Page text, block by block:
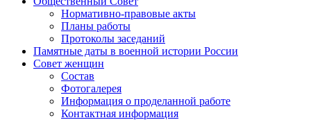
Нормативно-правовые акты
Планы работы
Протоколы заседаний
Памятные даты в военной истории России
Совет женщин
Состав
Фотогалерея
Информация о проделанной работе
Контактная информация